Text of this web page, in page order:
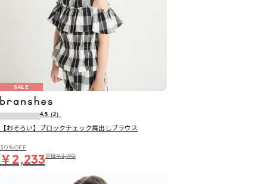
SALE
4.5 （2）
【おそろい】ブロックチェック肩出しブラウス
30％OFF
￥2,233定価￥3,190